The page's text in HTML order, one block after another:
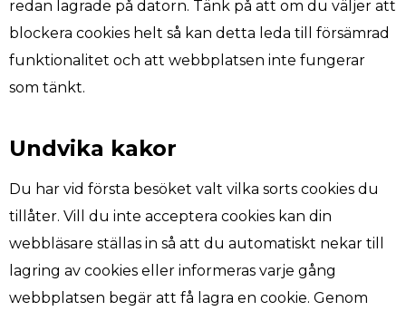
redan lagrade på datorn. Tänk på att om du väljer att
blockera cookies helt så kan detta leda till försämrad
funktionalitet och att webbplatsen inte fungerar
som tänkt.
Undvika kakor
Du har vid första besöket valt vilka sorts cookies du
tillåter. Vill du inte acceptera cookies kan din
webbläsare ställas in så att du automatiskt nekar till
lagring av cookies eller informeras varje gång
webbplatsen begär att få lagra en cookie. Genom